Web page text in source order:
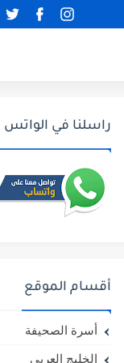
راسلنا في الواتس
أقسام الموقع
أسرة الصحيفة
الخليج العربي